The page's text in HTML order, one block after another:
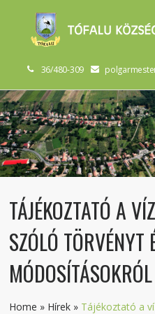
36/480-309
TÁJÉKOZTATÓ A
SZÓLÓ TÖRVÉNYT
MÓDOSÍTÁSOKRÓL
Home » Hírek » Tájékoztató a